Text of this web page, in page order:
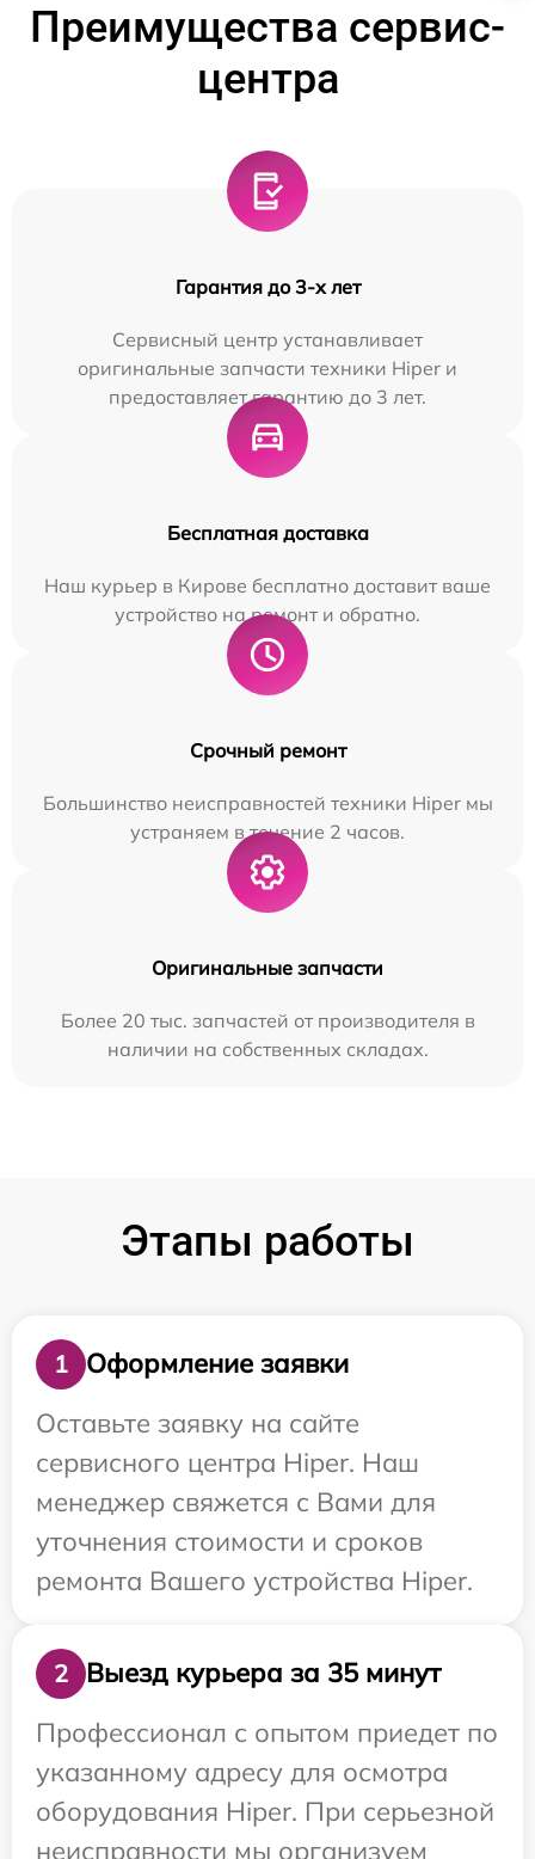
Преимущества сервис-
центра
Гарантия до 3-х лет
Сервисный центр устанавливает
оригинальные запчасти техники Hiper и
предоставляет гарантию до 3 лет.
Бесплатная доставка
Наш курьер в Кирове бесплатно доставит ваше
устройство на ремонт и обратно.
Срочный ремонт
Большинство неисправностей техники Hiper мы
устраняем в течение 2 часов.
Оригинальные запчасти
Более 20 тыс. запчастей от производителя в
наличии на собственных складах.
Этапы работы
1
Оформление заявки
Оставьте заявку на сайте
сервисного центра Hiper. Наш
менеджер свяжется с Вами для
уточнения стоимости и сроков
ремонта Вашего устройства Hiper.
2
Выезд курьера за 35 минут
Профессионал с опытом приедет по
указанному адресу для осмотра
оборудования Hiper. При серьезной
неисправности мы организуем